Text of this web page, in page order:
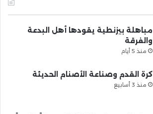
مباهلة بيزنطية يقودها أهل البدعة
والفرقة
منذ 5 أيام
كرة القدم وصناعة الأصنام الحديثة
منذ 3 أسابيع